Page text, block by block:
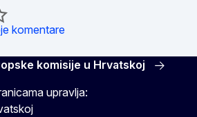
komentare
komisije u Hrvatskoj
upravlja: